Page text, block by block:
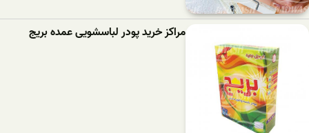
مراکز خرید پودر لباسشویی عمده بریج